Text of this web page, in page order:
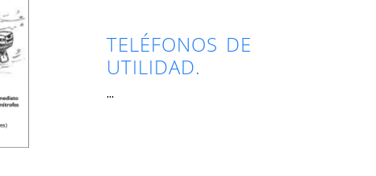
TELÉFONOS DE
UTILIDAD.
...